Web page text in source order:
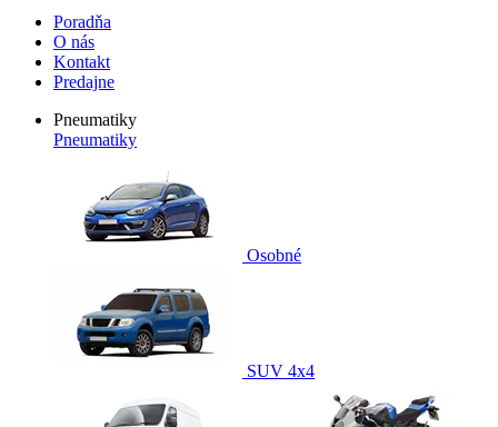
Poradňa
O nás
Kontakt
Predajne
Pneumatiky
Pneumatiky
Osobné
SUV 4x4